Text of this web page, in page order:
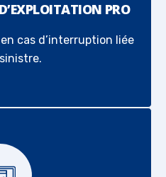
PRO
cas d’interruption liée